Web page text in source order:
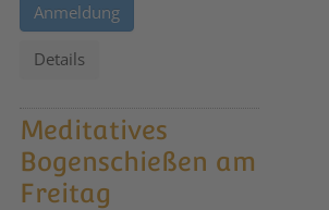
Anmeldung
Details
Meditatives
Bogenschießen am
Freitag